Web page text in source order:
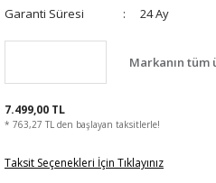
Garanti Süresi
24 Ay
Markanın
7.499,00 TL
* 763,27 TL den başlayan taksitlerle!
Taksit Seçenekleri İçin Tıklayınız